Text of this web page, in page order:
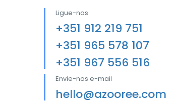
Ligue-nos
+351 912 219 751
+351 965 578 107
+351 967 556 516
Envie-nos e-mail
hello@azooree.com